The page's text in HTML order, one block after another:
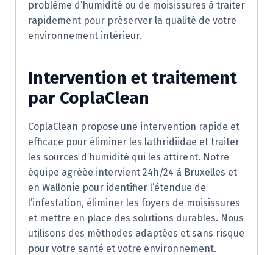
problème d’humidité ou de moisissures à traiter
rapidement pour préserver la qualité de votre
environnement intérieur.
Intervention et traitement
par CoplaClean
CoplaClean propose une intervention rapide et
efficace pour éliminer les lathridiidae et traiter
les sources d’humidité qui les attirent. Notre
équipe agréée intervient 24h/24 à Bruxelles et
en Wallonie pour identifier l’étendue de
l’infestation, éliminer les foyers de moisissures
et mettre en place des solutions durables. Nous
utilisons des méthodes adaptées et sans risque
pour votre santé et votre environnement.